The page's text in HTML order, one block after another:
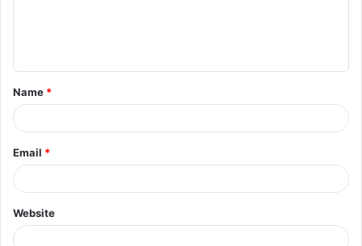
t
*
Name *
Email *
Website